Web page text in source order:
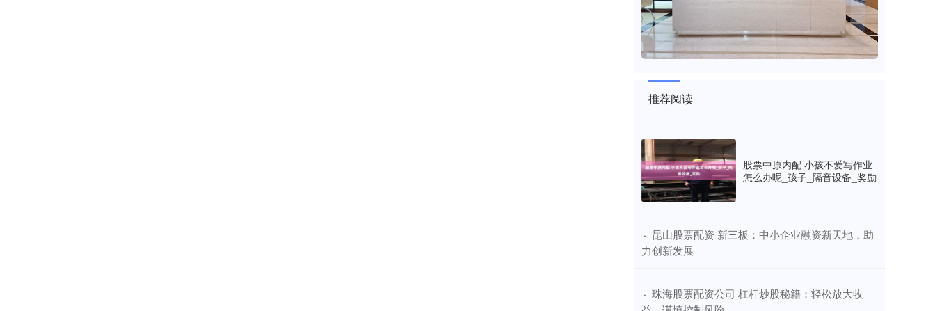
推荐阅读
股票中原内配 小孩不爱写作业
怎么办呢_孩子_隔音设备_奖励
· ​昆山股票配资 新三板：中小企业融资新天地，助
力创新发展
· ​珠海股票配资公司 杠杆炒股秘籍：轻松放大收